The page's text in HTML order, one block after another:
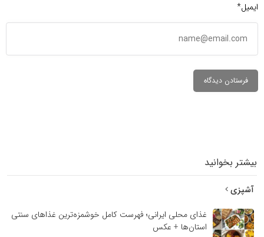
ایمیل*
بیشتر بخوانید
آشپزی
غذای محلی ایرانی؛ فهرست کامل خوشمزه‌ترین غذاهای سنتی
استان‌ها + عکس